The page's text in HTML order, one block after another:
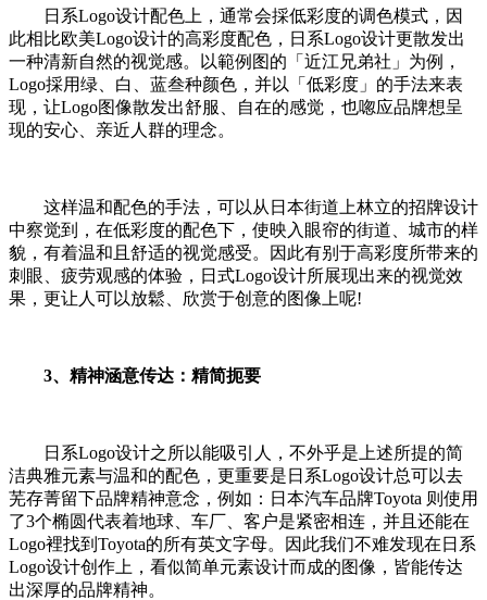
日系Logo设计配色上，通常会採低彩度的调色模式，因
此相比欧美Logo设计的高彩度配色，日系Logo设计更散发出
一种清新自然的视觉感。以範例图的「近江兄弟社」为例，
Logo採用绿、白、蓝叁种颜色，并以「低彩度」的手法来表
现，让Logo图像散发出舒服、自在的感觉，也唿应品牌想呈
现的安心、亲近人群的理念。
这样温和配色的手法，可以从日本街道上林立的招牌设计
中察觉到，在低彩度的配色下，使映入眼帘的街道、城市的样
貌，有着温和且舒适的视觉感受。因此有别于高彩度所带来的
刺眼、疲劳观感的体验，日式Logo设计所展现出来的视觉效
果，更让人可以放鬆、欣赏于创意的图像上呢!
3、精神涵意传达：精简扼要
日系Logo设计之所以能吸引人，不外乎是上述所提的简
洁典雅元素与温和的配色，更重要是日系Logo设计总可以去
芜存菁留下品牌精神意念，例如：日本汽车品牌Toyota 则使用
了3个椭圆代表着地球、车厂、客户是紧密相连，并且还能在
Logo裡找到Toyota的所有英文字母。因此我们不难发现在日系
Logo设计创作上，看似简单元素设计而成的图像，皆能传达
出深厚的品牌精神。